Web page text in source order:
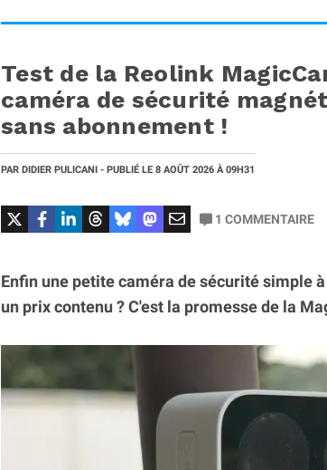
Test de la Reolink
caméra de sécurité
sans abonnement !
PAR DIDIER PULICANI - PUBLIÉ LE 8 AOÛT 2026 À 09H31
1 COMMENTAIRE
Enfin une petite caméra de sécurité simple
un prix contenu ? C'est la promesse de la